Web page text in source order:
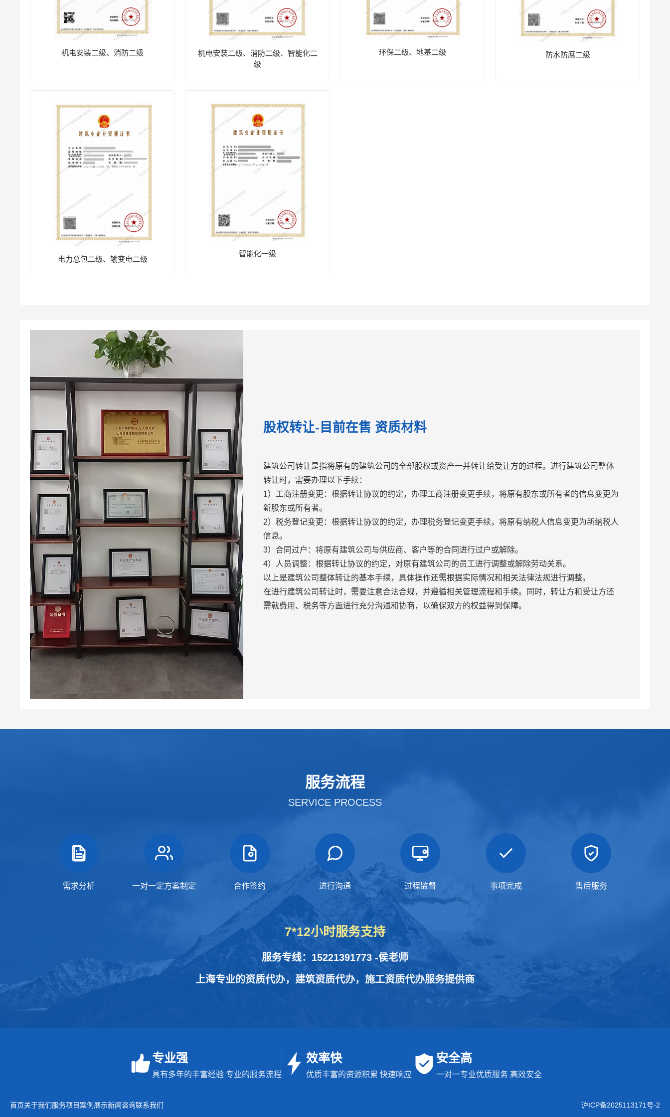
机电安装二级、消防二级
机电安装二级、消防二级、智能化二
级
环保二级、地基二级 防水防腐二级
电力总包二级、输变电二级
智能化一级
股权转让-目前在售 资质材料
建筑公司转让是指将原有的建筑公司的全部股权或资产一并转让给受让方的过程。进行建筑公司整体
转让时，需要办理以下手续：
1）工商注册变更：根据转让协议的约定，办理工商注册变更手续，将原有股东或所有者的信息变更为
新股东或所有者。
2）税务登记变更：根据转让协议的约定，办理税务登记变更手续，将原有纳税人信息变更为新纳税人
信息。
3）合同过户：将原有建筑公司与供应商、客户等的合同进行过户或解除。
4）人员调整：根据转让协议的约定，对原有建筑公司的员工进行调整或解除劳动关系。
以上是建筑公司整体转让的基本手续，具体操作还需根据实际情况和相关法律法规进行调整。
在进行建筑公司转让时，需要注意合法合规，并遵循相关管理流程和手续。同时，转让方和受让方还
需就费用、税务等方面进行充分沟通和协商，以确保双方的权益得到保障。
服务流程
SERVICE PROCESS
需求分析 一对一定方案制定 合作签约 进行沟通 过程监督 事项完成 售后服务
7*12小时服务支持
服务专线：15221391773 -侯老师
上海专业的资质代办，建筑资质代办，施工资质代办服务提供商
专业强
具有多年的丰富经验 专业的服务流程
效率快
优质丰富的资源积累 快速响应
安全高
一对一专业优质服务 高效安全
首页关于我们服务项目案例展示新闻咨询联系我们 沪ICP备2025113171号-2